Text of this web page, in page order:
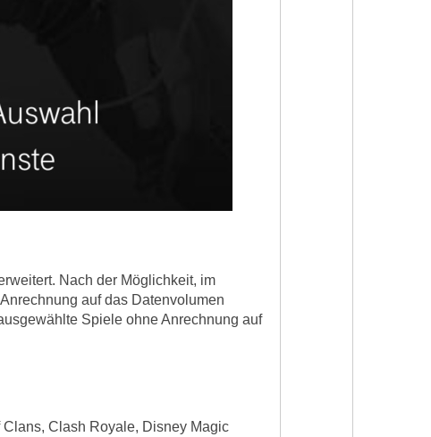
Nach der Möglichkeit, im
auf das Datenvolumen
Spiele ohne Anrechnung auf
Clash Royale, Disney Magic